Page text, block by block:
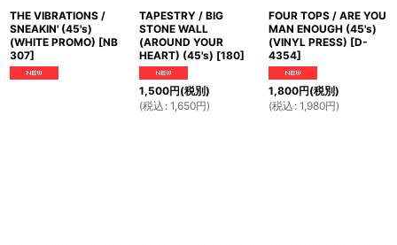
THE VIBRATIONS /
SNEAKIN' (45's)
(WHITE PROMO) [NB
307]
TAPESTRY / BIG
STONE WALL
(AROUND YOUR
HEART) (45's) [180]
1,500円(税別)
(税込 : 1,650円)
FOUR TOPS / ARE YOU
MAN ENOUGH (45's)
(VINYL PRESS) [D-
4354]
1,800円(税別)
(税込 : 1,980円)